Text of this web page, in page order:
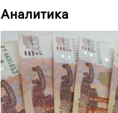
Аналитика